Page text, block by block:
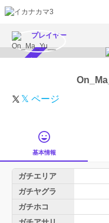
プレイヤー
𝕏 ページ
基本情報
ガチエリア
ガチヤグラ
ガチホコ